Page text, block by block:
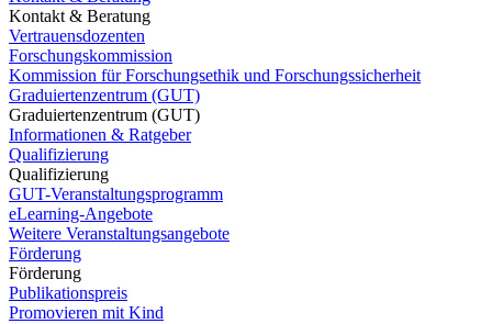
Kontakt & Beratung
Vertrauensdozenten
Forschungskommission
Kommission für Forschungsethik und Forschungssicherheit
Graduiertenzentrum (GUT)
Graduiertenzentrum (GUT)
Informationen & Ratgeber
Qualifizierung
Qualifizierung
GUT-Veranstaltungsprogramm
eLearning-Angebote
Weitere Veranstaltungsangebote
Förderung
Förderung
Publikationspreis
Promovieren mit Kind